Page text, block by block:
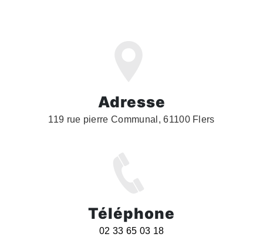
Adresse
119 rue pierre Communal, 61100 Flers
Téléphone
02 33 65 03 18